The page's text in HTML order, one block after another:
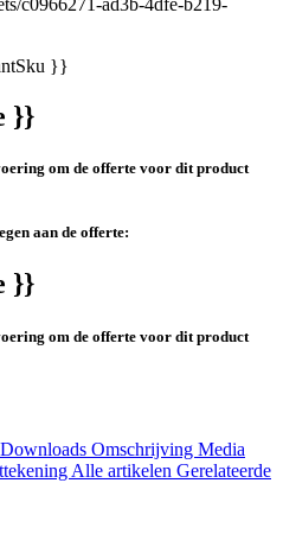
}}
}}
om de offerte voor dit product
aan de offerte:
}}
om de offerte voor dit product
Downloads Omschrijving Media
Alle artikelen Gerelateerde